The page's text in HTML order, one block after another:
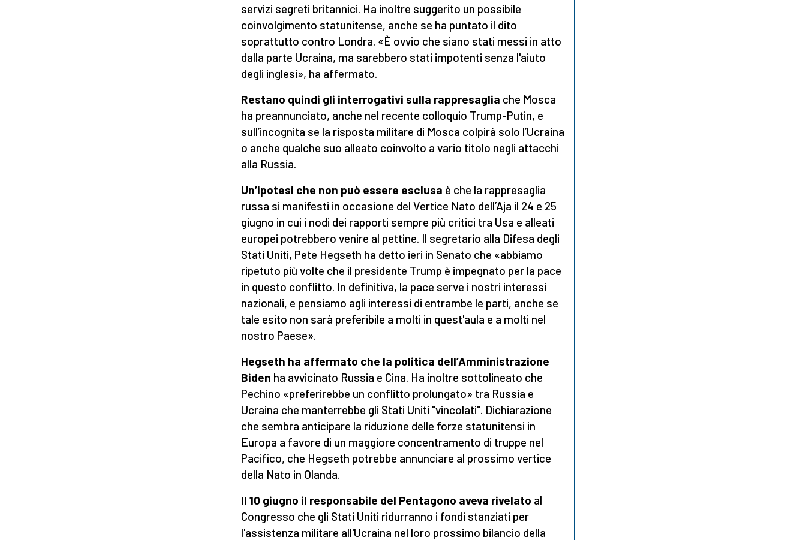
servizi segreti britannici. Ha inoltre suggerito un possibile
coinvolgimento statunitense, anche se ha puntato il dito
soprattutto contro Londra. «È ovvio che siano stati messi in atto
dalla parte Ucraina, ma sarebbero stati impotenti senza l'aiuto
degli inglesi», ha affermato.
Restano quindi gli interrogativi sulla rappresaglia che Mosca
ha preannunciato, anche nel recente colloquio Trump-Putin, e
sull’incognita se la risposta militare di Mosca colpirà solo l’Ucraina
o anche qualche suo alleato coinvolto a vario titolo negli attacchi
alla Russia.
Un’ipotesi che non può essere esclusa è che la rappresaglia
russa si manifesti in occasione del Vertice Nato dell’Aja il 24 e 25
giugno in cui i nodi dei rapporti sempre più critici tra Usa e alleati
europei potrebbero venire al pettine. Il segretario alla Difesa degli
Stati Uniti, Pete Hegseth ha detto ieri in Senato che «abbiamo
ripetuto più volte che il presidente Trump è impegnato per la pace
in questo conflitto. In definitiva, la pace serve i nostri interessi
nazionali, e pensiamo agli interessi di entrambe le parti, anche se
tale esito non sarà preferibile a molti in quest'aula e a molti nel
nostro Paese».
Hegseth ha affermato che la politica dell’Amministrazione
Biden ha avvicinato Russia e Cina. Ha inoltre sottolineato che
Pechino «preferirebbe un conflitto prolungato» tra Russia e
Ucraina che manterrebbe gli Stati Uniti "vincolati". Dichiarazione
che sembra anticipare la riduzione delle forze statunitensi in
Europa a favore di un maggiore concentramento di truppe nel
Pacifico, che Hegseth potrebbe annunciare al prossimo vertice
della Nato in Olanda.
Il 10 giugno il responsabile del Pentagono aveva rivelato al
Congresso che gli Stati Uniti ridurranno i fondi stanziati per
l'assistenza militare all'Ucraina nel loro prossimo bilancio della